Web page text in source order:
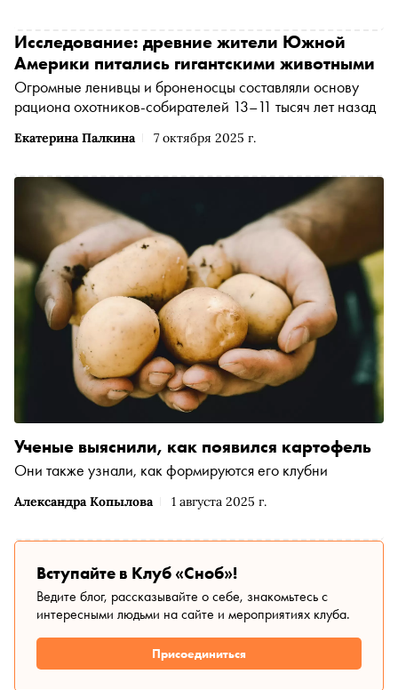
Екатерина Палкина 7 октября 2025 г.
Исследование: древние жители Южной
Америки питались гигантскими животными
Огромные ленивцы и броненосцы составляли основу
рациона охотников-собирателей 13–11 тысяч лет назад
Александра Копылова 1 августа 2025 г.
Ученые выяснили, как появился картофель
Они также узнали, как формируются его клубни
Вступайте в Клуб «Сноб»!
Ведите блог, рассказывайте о себе, знакомьтесь с
интересными людьми на сайте и мероприятиях клуба.
Присоединиться